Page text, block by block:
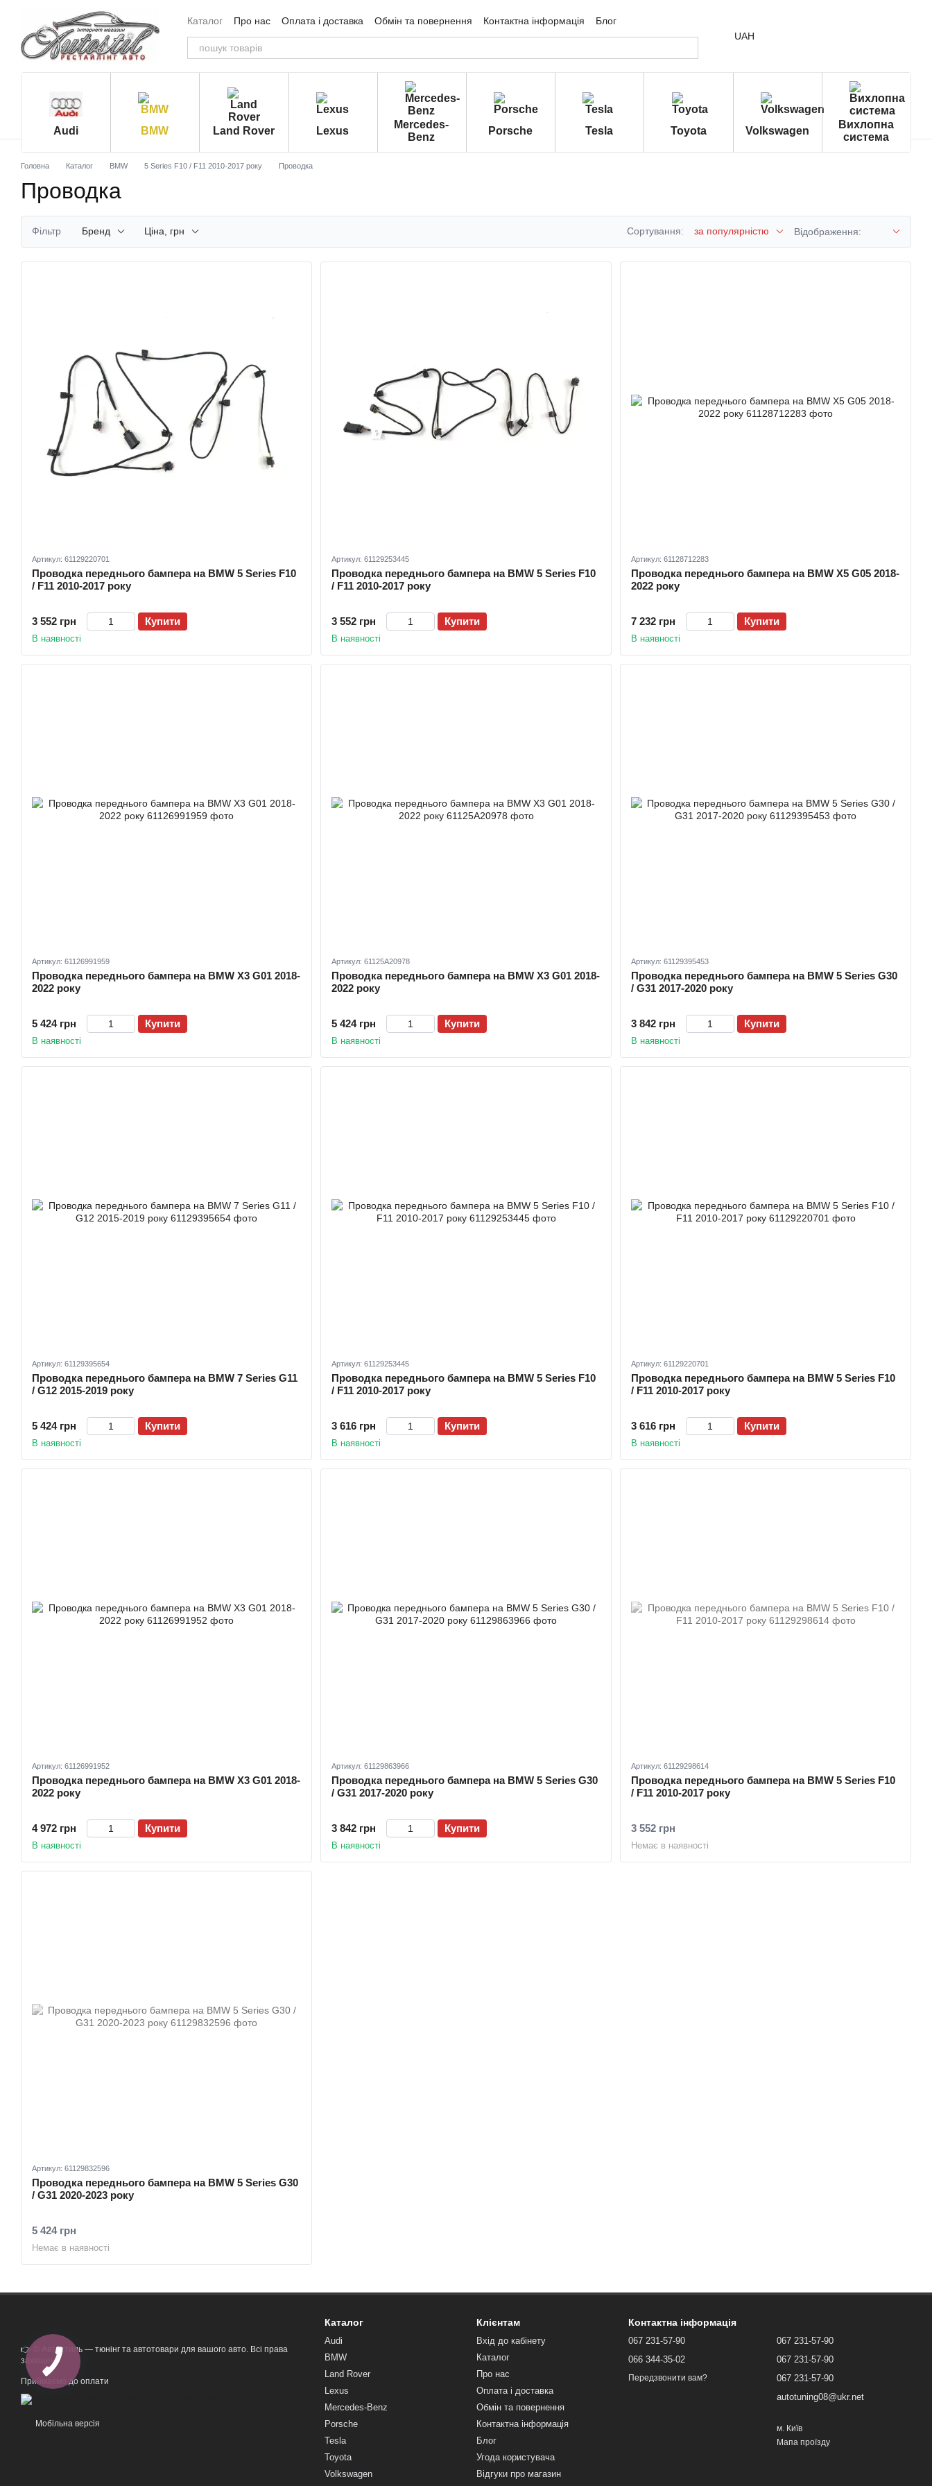
Перейти до основного контенту
Каталог
Про нас Оплата і доставка Обмін та повернення Контактна інформація
Блог
Угода користувача
Відгуки про магазин UAH
Audi BMW Land Rover Lexus
Mercedes-
Benz
Porsche Tesla Toyota Volkswagen
Вихлопна
система
Головна Каталог BMW 5 Series F10 / F11 2010-2017 року Проводка
Проводка
Фільтр Бренд Ціна, грн Сортування: за популярністю Відображення:
Артикул: 61129220701
Проводка переднього бампера на BMW 5 Series F10
/ F11 2010-2017 року
3 552 грн Купити
В наявності
Артикул: 61129253445
Проводка переднього бампера на BMW 5 Series F10
/ F11 2010-2017 року
3 552 грн Купити
В наявності
Артикул: 61128712283
Проводка переднього бампера на BMW X5 G05 2018-
2022 року
7 232 грн Купити
В наявності
Артикул: 61126991959
Проводка переднього бампера на BMW X3 G01 2018-
2022 року
5 424 грн Купити
В наявності
Артикул: 61125A20978
Проводка переднього бампера на BMW X3 G01 2018-
2022 року
5 424 грн Купити
В наявності
Артикул: 61129395453
Проводка переднього бампера на BMW 5 Series G30
/ G31 2017-2020 року
3 842 грн Купити
В наявності
Артикул: 61129395654
Проводка переднього бампера на BMW 7 Series G11
/ G12 2015-2019 року
5 424 грн Купити
В наявності
Артикул: 61129253445
Проводка переднього бампера на BMW 5 Series F10
/ F11 2010-2017 року
3 616 грн Купити
В наявності
Артикул: 61129220701
Проводка переднього бампера на BMW 5 Series F10
/ F11 2010-2017 року
3 616 грн Купити
В наявності
Артикул: 61126991952
Проводка переднього бампера на BMW X3 G01 2018-
2022 року
4 972 грн Купити
В наявності
Артикул: 61129863966
Проводка переднього бампера на BMW 5 Series G30
/ G31 2017-2020 року
3 842 грн Купити
В наявності
Артикул: 61129298614
Проводка переднього бампера на BMW 5 Series F10
/ F11 2010-2017 року
3 552 грн
Немає в наявності
Артикул: 61129832596
Проводка переднього бампера на BMW 5 Series G30
/ G31 2020-2023 року
5 424 грн
Немає в наявності
👉 © Автостиль — тюнінг та автотовари для вашого авто. Всі права
захищені.
Приймаємо до оплати
Мобільна версія
Каталог
Audi
BMW
Land Rover
Lexus
Mercedes-Benz
Porsche
Tesla
Toyota
Volkswagen
Клієнтам
Вхід до кабінету
Каталог
Про нас
Оплата і доставка
Обмін та повернення
Контактна інформація
Блог
Угода користувача
Відгуки про магазин
Контактна інформація
067 231-57-90
066 344-35-02
Передзвонити вам?
067 231-57-90
067 231-57-90
067 231-57-90
autotuning08@ukr.net
м. Київ
Мапа проїзду